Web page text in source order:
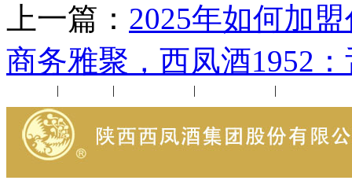
上一篇： 2025年如何加
商务雅聚，西凤酒1952
| | | |